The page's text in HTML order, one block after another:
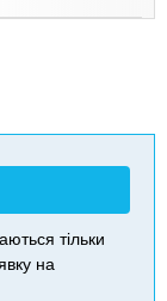
тільки
на